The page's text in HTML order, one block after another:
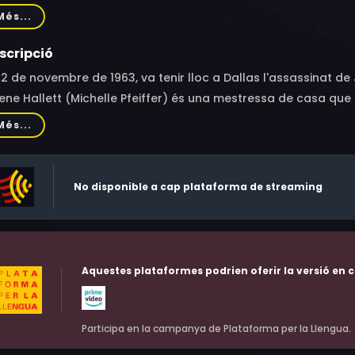
Ray McGhee, Cooper Huckabee, Troy Evans, Mark
Griffis, Bob Gill, Shelley Reid, Michael Milgrom, Chestley
de novembre de 1963, va tenir lloc a Dallas l'assassinat de
Hallett (Michelle Pfeiffer) és una mestressa de casa
Kennedy que decideix agafar un autobús per assistir al
que viatja amb una nena trista i silenciosa, cosa que la
en l'assumpte, i el resultat és que tots tres acaben havent
No disponible a cap plataforma de streaming
Aquestes plataformes podrien oferir la versió en
Participa en la campanya de Plataforma per la Llengua.